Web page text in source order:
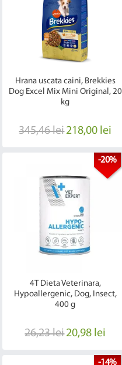
Hrana uscata caini, Brekkies
Dog Excel Mix Mini Original, 20
kg
345,46 lei218,00 lei
-20%
4T Dieta Veterinara,
Hypoallergenic, Dog, Insect,
400 g
26,23 lei20,98 lei
-14%